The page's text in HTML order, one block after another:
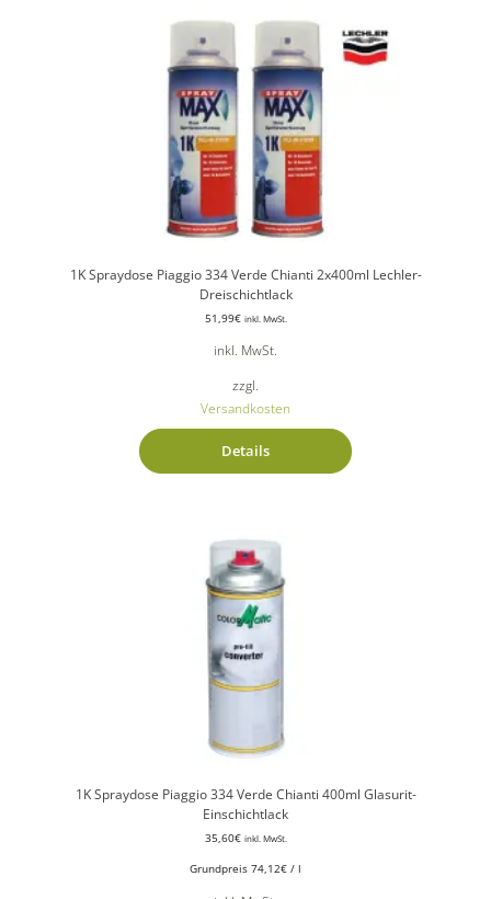
1K Spraydose Piaggio 334 Verde Chianti 2x400ml Lechler-
Dreischichtlack
51,99€ inkl. MwSt.
inkl. MwSt.
zzgl.
Versandkosten
Details
1K Spraydose Piaggio 334 Verde Chianti 400ml Glasurit-
Einschichtlack
35,60€ inkl. MwSt.
Grundpreis 74,12€ / l